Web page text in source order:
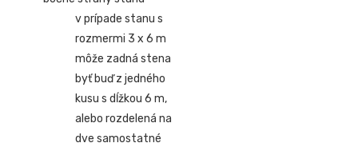
v prípade stanu s
rozmermi 3 x 6 m
môže zadná stena
byť buď z jedného
kusu s dĺžkou 6 m,
alebo rozdelená na
dve samostatné